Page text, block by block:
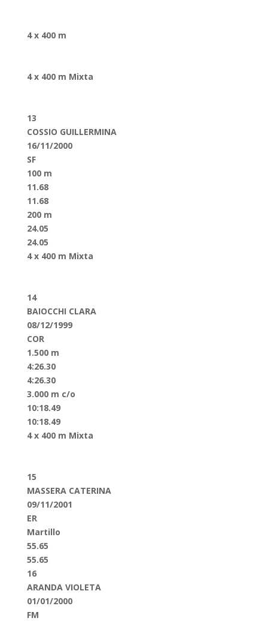
4 x 400 m
4 x 400 m Mixta
13
COSSIO GUILLERMINA
16/11/2000
SF
100 m
11.68
11.68
200 m
24.05
24.05
4 x 400 m Mixta
14
BAIOCCHI CLARA
08/12/1999
COR
1.500 m
4:26.30
4:26.30
3.000 m c/o
10:18.49
10:18.49
4 x 400 m Mixta
15
MASSERA CATERINA
09/11/2001
ER
Martillo
55.65
55.65
16
ARANDA VIOLETA
01/01/2000
FM